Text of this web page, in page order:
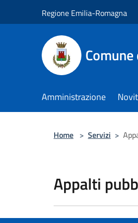
Regione Emilia-Romagna
Amministrazione
Home > Servizi >
Appalti